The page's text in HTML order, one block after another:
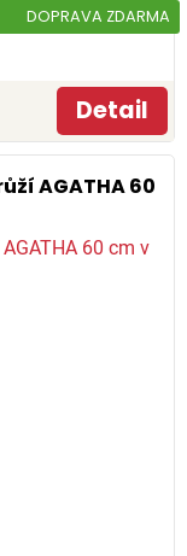
DOPRAVA ZDARMA
Detail
AGATHA 60